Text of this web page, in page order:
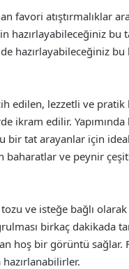
favori atıştırmalıklar
hazırlayabileceğiniz bu
hazırlayabileceğiniz
edilen, lezzetli ve
edilir. Yapımında
bir tat arayanlar için
baharatlar ve peynir
ve isteğe bağlı
birkaç dakikada
hoş bir görüntü sağlar.